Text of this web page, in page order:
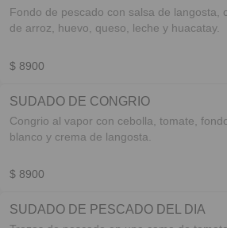
Fondo de pescado con salsa de langosta,
de arroz, huevo, queso, leche y huacatay.
$ 8900
SUDADO DE CONGRIO
Congrio al vapor con cebolla, tomate,
blanco y crema de langosta.
$ 8900
SUDADO DE PESCADO DEL DIA